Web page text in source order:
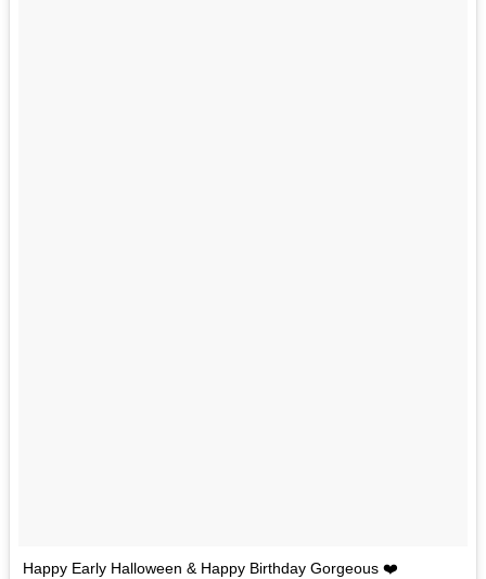
Happy Early Halloween & Happy Birthday Gorgeous ❤️